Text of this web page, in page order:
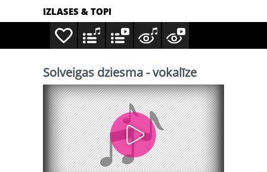
IZLASES & TOPI
Solveigas dziesma - vokalīze